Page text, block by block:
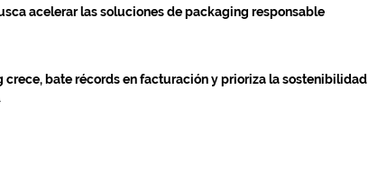
acelerar las soluciones de packaging responsable
crece, bate récords en facturación y prioriza la sostenibilidad